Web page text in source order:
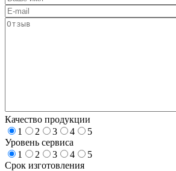
Качество продукции
1
2 3 4
5
Уровень сервиса
1
2 3 4
5
Срок изготовления